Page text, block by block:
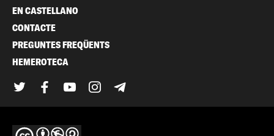
EN CASTELLANO
CONTACTE
PREGUNTES FREQÜENTS
HEMEROTECA
TwitterFacebook
YouTubeInstagram